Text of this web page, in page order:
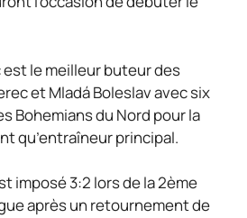
est le meilleur buteur des
et Mladá Boleslav avec six
Bohemians du Nord pour la
qu’entraîneur principal.
imposé 3:2 lors de la 2ème
après un retournement de